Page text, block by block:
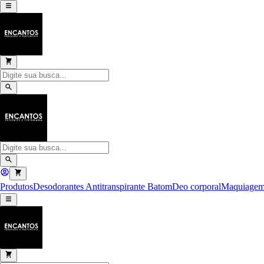
ProdutosDesodorantes Antitranspirante BatomDeo corporal